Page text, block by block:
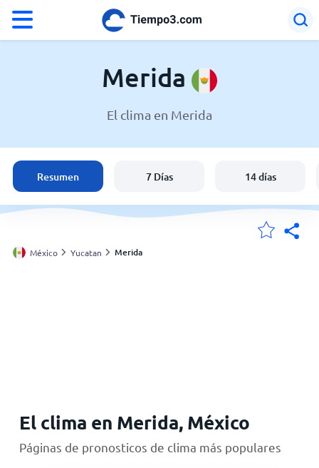
México
España
Argentina
Merida
El clima en Merida
Resumen 7 Días 14 días
México Yucatan Merida
El clima en Merida, México
Páginas de pronosticos de clima más populares